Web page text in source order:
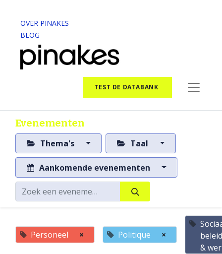
OVER PINAKES
BLOG
TEST DE DATABANK
Evenementen
Thema's Taal
Aankomende evenementen
Personeel × Politique ×
&